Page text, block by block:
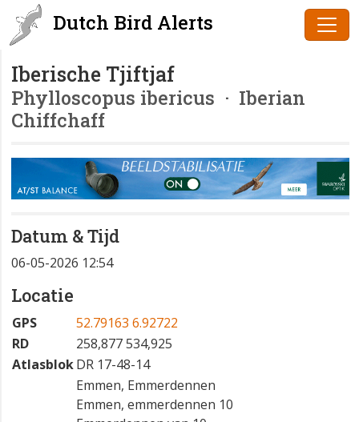
Dutch Bird Alerts
Iberische Tjiftjaf
Phylloscopus ibericus · Iberian
Chiffchaff
Datum & Tijd
06-05-2026 12:54
Locatie
GPS
52.79163 6.92722
RD
258,877 534,925
AtlasblokDR 17-48-14
Emmen, Emmerdennen
Emmen, emmerdennen 10